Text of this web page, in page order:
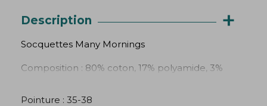
Description +
Socquettes Many Mornings
Composition : 80% coton, 17% polyamide, 3%
Pointure : 35-38